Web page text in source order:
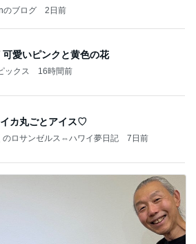
のブログ 2日前
可愛いピンクと黄色の花
ックス 16時間前
カ丸ごとアイス♡
のロサンゼルス⇔ハワイ夢日記 7日前